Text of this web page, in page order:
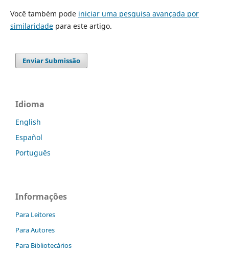
Você também pode iniciar uma pesquisa avançada por
similaridadepara este artigo.
Enviar Submissão
Idioma
English
Español
Português
Informações
Para Leitores
Para Autores
Para Bibliotecários